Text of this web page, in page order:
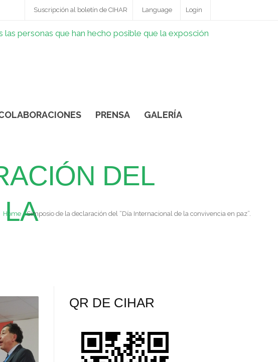
Login
Language
Suscripción al boletín de CIHAR
PRENSA
GALERÍA
DEL
Home Simposio de la declaración del “Día Internacional de la convivencia en paz”.
QR DE CIHAR